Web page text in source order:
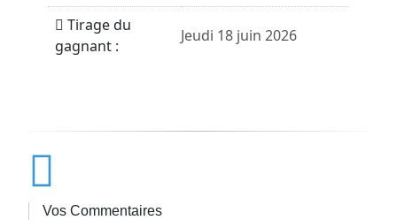
Tirage du
gagnant :
Jeudi 18 juin 2026
Vos Commentaires